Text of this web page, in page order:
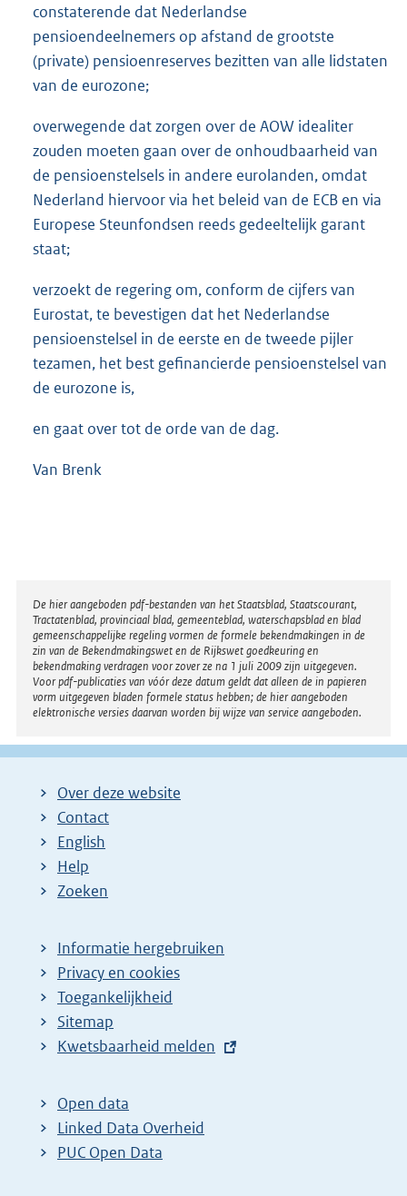
constaterende dat Nederlandse
pensioendeelnemers op afstand de grootste
(private) pensioenreserves bezitten van alle lidstaten
van de eurozone;
overwegende dat zorgen over de AOW idealiter
zouden moeten gaan over de onhoudbaarheid van
de pensioenstelsels in andere eurolanden, omdat
Nederland hiervoor via het beleid van de ECB en via
Europese Steunfondsen reeds gedeeltelijk garant
staat;
verzoekt de regering om, conform de cijfers van
Eurostat, te bevestigen dat het Nederlandse
pensioenstelsel in de eerste en de tweede pijler
tezamen, het best gefinancierde pensioenstelsel van
de eurozone is,
en gaat over tot de orde van de dag.
Van Brenk
Disclaimer
De hier aangeboden pdf-bestanden van het Staatsblad, Staatscourant,
Tractatenblad, provinciaal blad, gemeenteblad, waterschapsblad en blad
gemeenschappelijke regeling vormen de formele bekendmakingen in de
zin van de Bekendmakingswet en de Rijkswet goedkeuring en
bekendmaking verdragen voor zover ze na 1 juli 2009 zijn uitgegeven.
Voor pdf-publicaties van vóór deze datum geldt dat alleen de in papieren
vorm uitgegeven bladen formele status hebben; de hier aangeboden
elektronische versies daarvan worden bij wijze van service aangeboden.
Over deze website
Contact
English
Help
Zoeken
Informatie hergebruiken
Privacy en cookies
Toegankelijkheid
Sitemap
E
t
e
r
Kwetsbaarheid melden
Open data
Linked Data Overheid
PUC Open Data